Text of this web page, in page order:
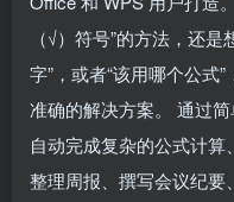
（√）符号”的方法，还
字”，或者“该用哪个公式
准确的解决方案。 通过
自动完成复杂的公式计
整理周报、撰写会议纪要